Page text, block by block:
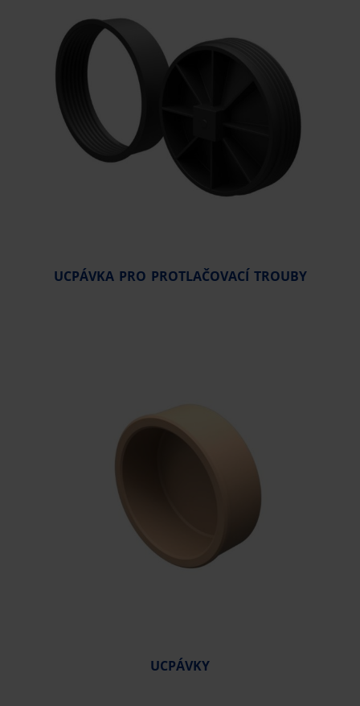
UCPÁVKA PRO PROTLAČOVACÍ TROUBY
UCPÁVKY